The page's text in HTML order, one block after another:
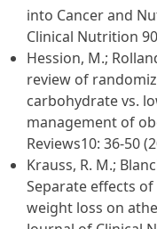
into Cancer and
Clinical Nutrition
Hession, M.;
review of
carbohydrate vs.
management of
Reviews10: 36-50
Krauss, R. M.;
Separate effects
weight loss on